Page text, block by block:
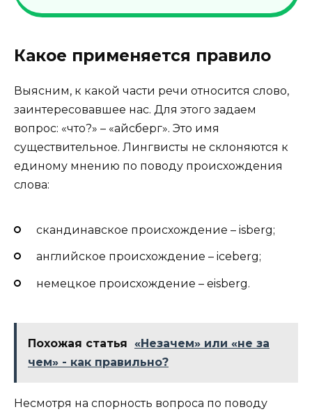
Какое применяется правило
Выясним, к какой части речи относится слово,
заинтересовавшее нас. Для этого задаем
вопрос: «что?» – «айсберг». Это имя
существительное. Лингвисты не склоняются к
единому мнению по поводу происхождения
слова:
скандинавское происхождение – isberg;
английское происхождение – iceberg;
немецкое происхождение – еisberg.
Похожая статья
«Незачем» или «не за
чем» - как правильно?
Несмотря на спорность вопроса по поводу